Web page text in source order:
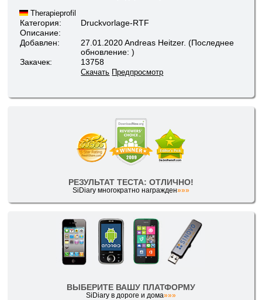
Therapieprofil
Категория:
Druckvorlage-RTF
Описание:
Добавлен:
27.01.2020 Andreas Heitzer. (Последнее
обновление: )
Закачек:
13758
Скачать Предпросмотр
РЕЗУЛЬТАТ ТЕСТА: ОТЛИЧНО!
SiDiary многократно награжден»»»
ВЫБЕРИТЕ ВАШУ ПЛАТФОРМУ
SiDiary в дороге и дома»»»